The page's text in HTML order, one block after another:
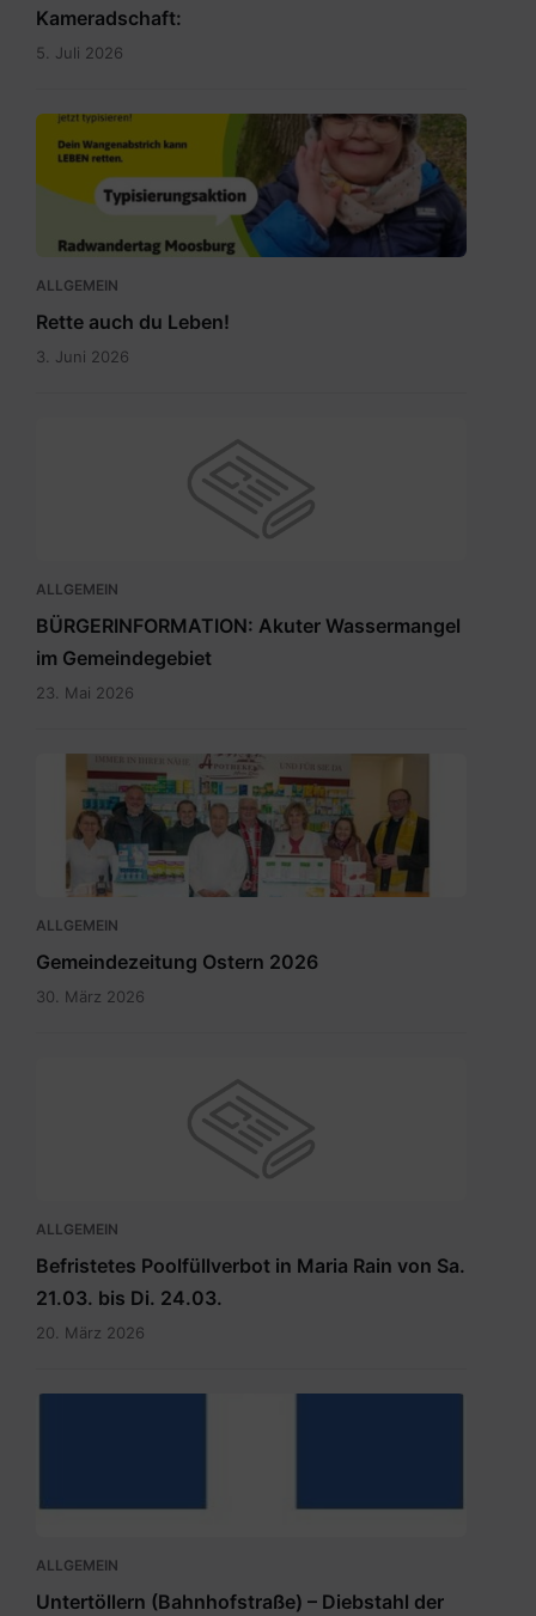
Kameradschaft:
5. Juli 2026
Rette
auch
du
ALLGEMEIN
Rette auch du Leben!
3. Juni 2026
ALLGEMEIN
BÜRGERINFORMATION: Akuter Wassermangel
im Gemeindegebiet
23. Mai 2026
April
2026_INT.pdf
ALLGEMEIN
Gemeindezeitung Ostern 2026
30. März 2026
ALLGEMEIN
Befristetes Poolfüllverbot in Maria Rain von Sa.
21.03. bis Di. 24.03.
20. März 2026
ALLGEMEIN
Untertöllern (Bahnhofstraße) – Diebstahl der